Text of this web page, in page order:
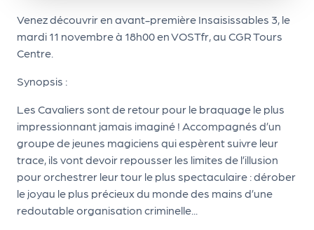
Venez découvrir en avant-première Insaisissables 3, le
mardi 11 novembre à 18h00 en VOSTfr, au CGR Tours
Centre.
Synopsis :
Les Cavaliers sont de retour pour le braquage le plus
impressionnant jamais imaginé ! Accompagnés d’un
groupe de jeunes magiciens qui espèrent suivre leur
trace, ils vont devoir repousser les limites de l’illusion
pour orchestrer leur tour le plus spectaculaire : dérober
le joyau le plus précieux du monde des mains d’une
redoutable organisation criminelle...
PR
O
G!
N
os
se
rvi
ce
s